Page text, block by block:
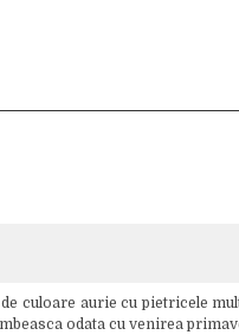
culoare aurie cu pietricele
odata cu venirea